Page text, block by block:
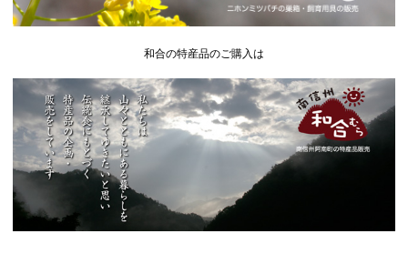
和合の特産品のご購入は